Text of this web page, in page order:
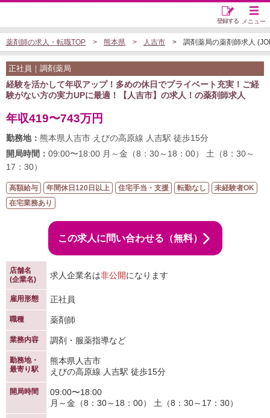
メニュー
登録する
薬剤師の求人・転職TOP 熊本県 人吉市 調剤薬局の薬剤師求人
正社員｜調剤薬局
経験を活かして年収アップ！多めの休日でプライベート充実！ご経
験がない方の実力UPに最適！【人吉市】の求人！の薬剤師求人
年収419〜743万円
勤務地： 熊本県人吉市 えびの高原線 人吉駅 徒歩15分
開局時間： 09:00〜18:00 月～金（8：30～18：00） 土（8：30～
17：30）
高額給与 年間休日120日以上 住宅手当・支援 転勤なし
未経験者OK
在宅業務あり
この求人に問い合わせる（無料）
店舗名
(企業名)
求人企業名は非公開になります
雇用形態 正社員
職種 薬剤師
業務内容 調剤・服薬指導など
勤務地・
最寄り駅
熊本県人吉市
えびの高原線 人吉駅 徒歩15分
開局時間
09:00〜18:00
月～金（8：30～18：00） 土（8：30～17：30）